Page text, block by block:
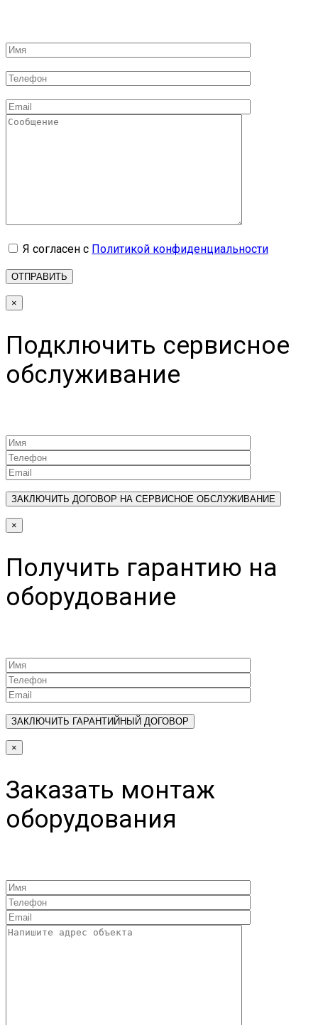
Я согласен с Политикой конфиденциальности
×
Подключить сервисное
обслуживание
×
Получить гарантию на
оборудование
×
Заказать монтаж
оборудования